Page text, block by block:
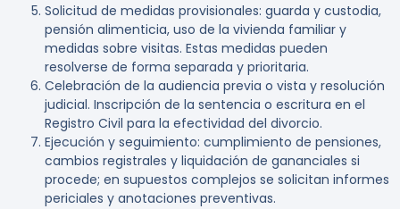
Solicitud de medidas provisionales: guarda y custodia,
pensión alimenticia, uso de la vivienda familiar y
medidas sobre visitas. Estas medidas pueden
resolverse de forma separada y prioritaria.
Celebración de la audiencia previa o vista y resolución
judicial. Inscripción de la sentencia o escritura en el
Registro Civil para la efectividad del divorcio.
Ejecución y seguimiento: cumplimiento de pensiones,
cambios registrales y liquidación de gananciales si
procede; en supuestos complejos se solicitan informes
periciales y anotaciones preventivas.